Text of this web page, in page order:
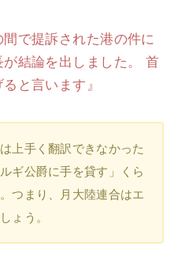
間で提訴された港の件に
結論を出しました。 首
と言います』
上手く翻訳できなかった
ギ公爵に手を貸す」くら
つまり、月大陸連合はエ
ょう。